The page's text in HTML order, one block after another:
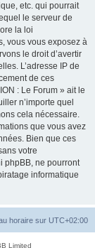
etc. qui pourrait
le serveur de
la loi
vous vous exposez à
le droit d’avertir
L’adresse IP de
de ces
: Le Forum » ait le
n’importe quel
cela nécessaire.
que vous avez
Bien que ces
votre
phpBB, ne pourront
informatique
horaire sur UTC+02:00
Limited